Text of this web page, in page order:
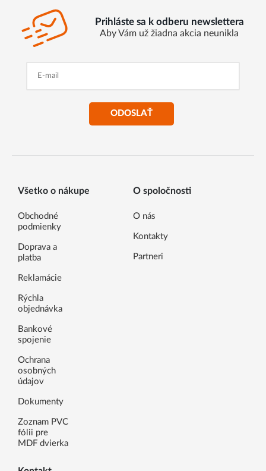
Prihláste sa k odberu newslettera
Aby Vám už žiadna akcia neunikla
ODOSLAŤ
Všetko o nákupe
Obchodné
podmienky
Doprava a
platba
Reklamácie
Rýchla
objednávka
Bankové
spojenie
Ochrana
osobných
údajov
Dokumenty
Zoznam PVC
fólii pre
MDF dvierka
O spoločnosti
O nás
Kontakty
Partneri